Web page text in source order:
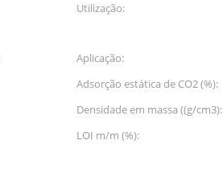
Utilização:
Aplicação:
Adsorção estática de CO2 (%):
Densidade em massa ((g/cm3):
LOI m/m (%):